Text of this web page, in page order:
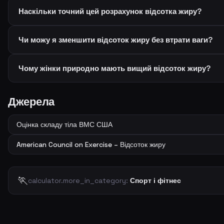
Наскільки точний цей розрахунок відсотка жиру?
Чи можу я зменшити відсоток жиру без втрати ваги?
Чому жінки природно мають вищий відсоток жиру?
Джерела
Оцінка складу тіла ВМС США
American Council on Exercise – Відсоток жиру
🏃calculator.more_in_category: Спорт і фітнес